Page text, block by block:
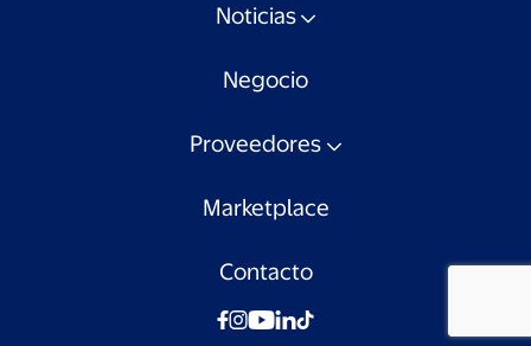
Noticias
Negocio
Proveedores
Marketplace
Contacto